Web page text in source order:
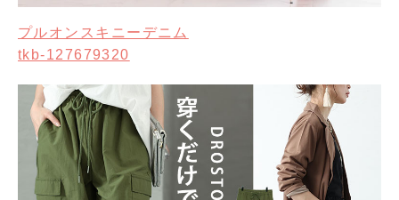
プルオンスキニーデニム
tkb-127679320